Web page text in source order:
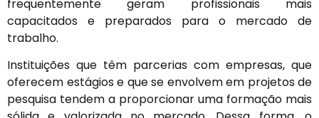
frequentemente geram profissionais mais
capacitados e preparados para o mercado de
trabalho.
Instituições que têm parcerias com empresas, que
oferecem estágios e que se envolvem em projetos de
pesquisa tendem a proporcionar uma formação mais